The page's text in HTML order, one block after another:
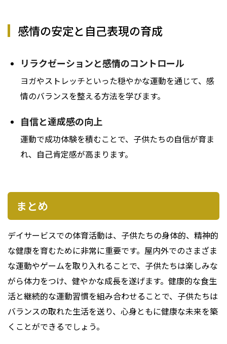
感情の安定と自己表現の育成
リラクゼーションと感情のコントロール
ヨガやストレッチといった穏やかな運動を通じて、感
情のバランスを整える方法を学びます。
自信と達成感の向上
運動で成功体験を積むことで、子供たちの自信が育ま
れ、自己肯定感が高まります。
まとめ
デイサービスでの体育活動は、子供たちの身体的、精神的
な健康を育むために非常に重要です。屋内外でのさまざま
な運動やゲームを取り入れることで、子供たちは楽しみな
がら体力をつけ、健やかな成長を遂げます。健康的な食生
活と継続的な運動習慣を組み合わせることで、子供たちは
バランスの取れた生活を送り、心身ともに健康な未来を築
くことができるでしょう。